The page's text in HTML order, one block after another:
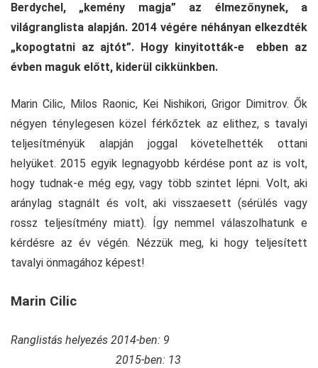
Berdychel, „kemény magja” az élmezőnynek, a
világranglista alapján. 2014 végére néhányan elkezdték
„kopogtatni az ajtót”. Hogy kinyitották-e ebben az
évben maguk előtt, kiderül cikkünkben.
Marin Cilic, Milos Raonic, Kei Nishikori, Grigor Dimitrov. Ők
négyen ténylegesen közel férkőztek az elithez, s tavalyi
teljesítményük alapján joggal követelhették ottani
helyüket. 2015 egyik legnagyobb kérdése pont az is volt,
hogy tudnak-e még egy, vagy több szintet lépni. Volt, aki
aránylag stagnált és volt, aki visszaesett (sérülés vagy
rossz teljesítmény miatt). Így nemmel válaszolhatunk e
kérdésre az év végén. Nézzük meg, ki hogy teljesített
tavalyi önmagához képest!
Marin Cilic
Ranglistás helyezés 2014-ben: 9
2015-ben: 13